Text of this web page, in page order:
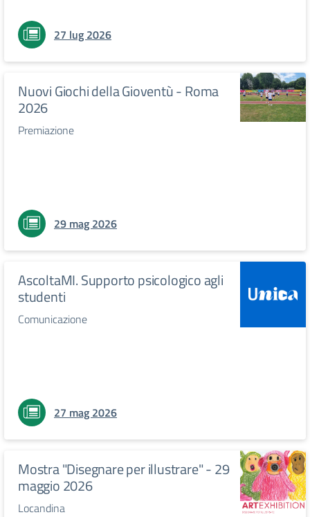
27 lug 2026
Nuovi Giochi della Gioventù - Roma
2026
Premiazione
29 mag 2026
AscoltaMI. Supporto psicologico agli
studenti
Comunicazione
27 mag 2026
Mostra "Disegnare per illustrare" - 29
maggio 2026
Locandina